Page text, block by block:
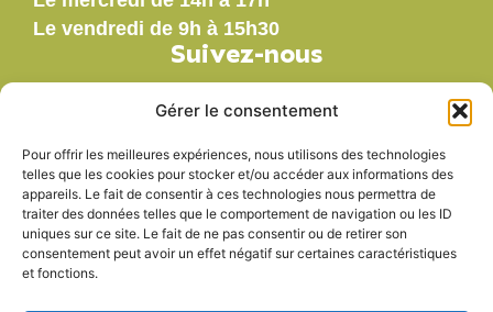
Gérer le consentement
Pour offrir les meilleures expériences, nous utilisons des technologies
telles que les cookies pour stocker et/ou accéder aux informations des
appareils. Le fait de consentir à ces technologies nous permettra de
traiter des données telles que le comportement de navigation ou les ID
uniques sur ce site. Le fait de ne pas consentir ou de retirer son
consentement peut avoir un effet négatif sur certaines caractéristiques
et fonctions.
Le vendredi de 9h à 15h30
Suivez-nous
Nos labels